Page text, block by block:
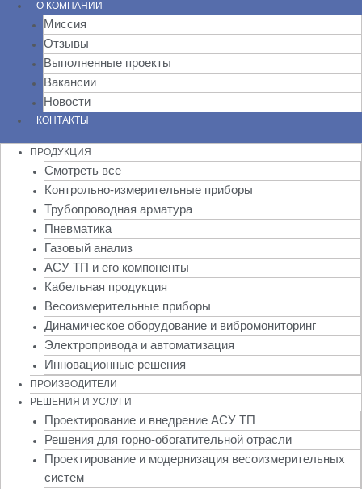
О КОМПАНИИ
Миссия
Отзывы
Выполненные проекты
Вакансии
Новости
КОНТАКТЫ
ПРОДУКЦИЯ
Смотреть все
Контрольно-измерительные приборы
Трубопроводная арматура
Пневматика
Газовый анализ
АСУ ТП и его компоненты
Кабельная продукция
Весоизмерительные приборы
Динамическое оборудование и вибромониторинг
Электропривода и автоматизация
Инновационные решения
ПРОИЗВОДИТЕЛИ
РЕШЕНИЯ И УСЛУГИ
Проектирование и внедрение АСУ ТП
Решения для горно-обогатительной отрасли
Проектирование и модернизация весоизмерительных
систем